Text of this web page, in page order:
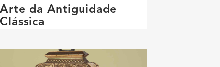
Arte da Antiguidade
Clássica